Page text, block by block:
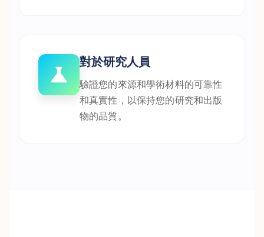
對於研究人員
驗證您的來源和學術材料的可靠性
和真實性，以保持您的研究和出版
物的品質。